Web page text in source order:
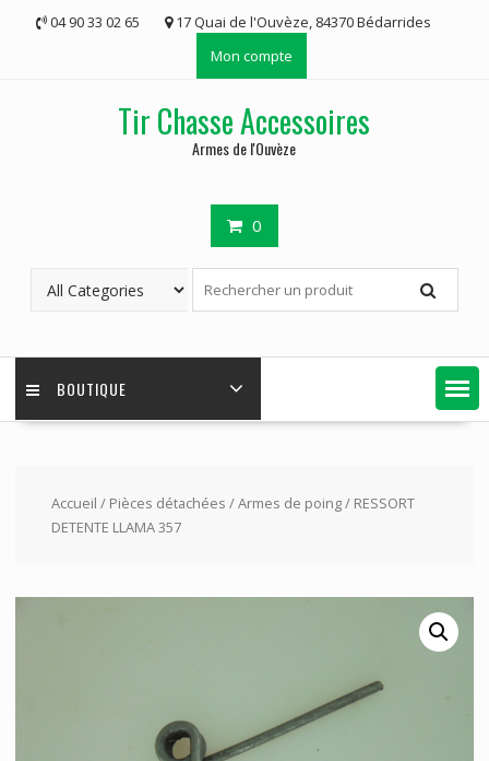
04 90 33 02 65
17 Quai de l'Ouvèze, 84370 Bédarrides
Mon compte
Tir Chasse Accessoires
Armes de l'Ouvèze
0
BOUTIQUE
Accueil / Pièces détachées /Armes de poing/ RESSORT
DETENTE LLAMA 357